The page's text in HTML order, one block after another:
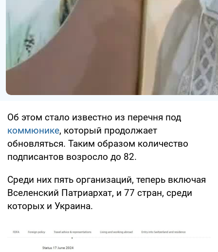
Об этом стало известно из перечня под
коммюнике, который продолжает
обновляться. Таким образом количество
подписантов возросло до 82.
Среди них пять организаций, теперь включая
Вселенский Патриархат, и 77 стран, среди
которых и Украина.